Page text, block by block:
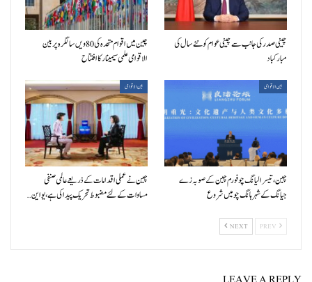
چینی صدر کی جانب سے چینی عوام کو نئے سال کی
مبارکباد
چین میں اقوام متحدہ کی 80ویں سالگرہ پر بین
الاقوامی علمی سیمینار کا افتتاح
بین الاقوامی
چین، تیسرا لیانگ چو فورم چین کے صوبہ زے
جیانگ کے شہر ہانگ چو میں شروع
بین الاقوامی
چین نے عملی اقدامات کے ذریعے عالمی صنفی
مساوات کے لئے مضبوط تحریک پیدا کی ہے، یو این…
NEXT